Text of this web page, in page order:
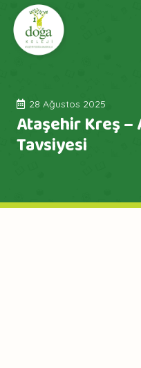
28 Ağustos 2025
Ataşehir Kreş –
Tavsiyesi